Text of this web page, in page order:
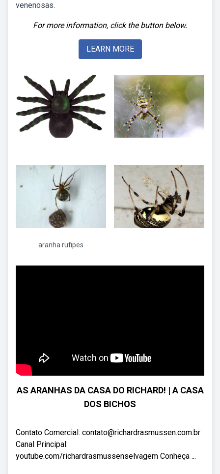
venenosas.
For more information, click the button below.
LEARN MORE
aranha rufipes
AS ARANHAS DA CASA DO RICHARD! | A CASA
DOS BICHOS
Contato Comercial: contato@richardrasmussen.com.br
Canal Principal:
youtube.com/richardrasmussenselvagem Conheça ...